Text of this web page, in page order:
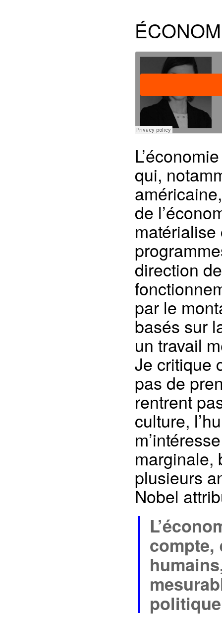
qui,
de
direction
par le
basés sur
un travail
Je critique
pas de
rentrent
culture,
marginale,
plusieurs
Nobel
compte,